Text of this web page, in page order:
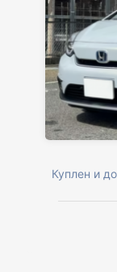
Куплен и